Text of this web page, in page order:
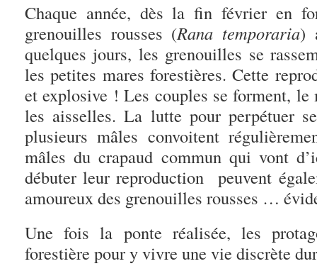
Chaque année, dès la fin février en
grenouilles rousses (Rana temporaria)
quelques jours, les grenouilles se
les petites mares forestières. Cette
et explosive ! Les couples se forment,
les aisselles. La lutte pour perpétuer
plusieurs mâles convoitent
mâles du crapaud commun qui vont
débuter leur reproduction peuvent
amoureux des grenouilles rousses …
Une fois la ponte réalisée, les
forestière pour y vivre une vie discrète